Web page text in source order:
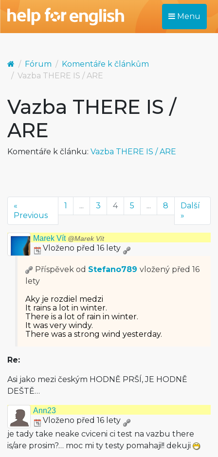
Menu
Fórum
Komentáře k článkům
Vazba THERE IS / ARE
Vazba THERE IS /
ARE
Komentáře k článku: Vazba THERE IS / ARE
«
Previous
1 ... 3 4 5 ... 8
Další
»
Marek Vít @Marek Vít
Vloženo před 16 lety
Příspěvek od Stefano789 vložený před 16
lety
Aky je rozdiel medzi
It rains a lot in winter.
There is a lot of rain in winter.
It was very windy.
There was a strong wind yesterday.
Re:
Asi jako mezi českým HODNĚ PRŠÍ, JE HODNĚ
DEŠTĚ…
Ann23
Vloženo před 16 lety
je tady take neake cviceni ci test na vazbu there
is/are prosim?… moc mi ty testy pomahaji!! dekuji